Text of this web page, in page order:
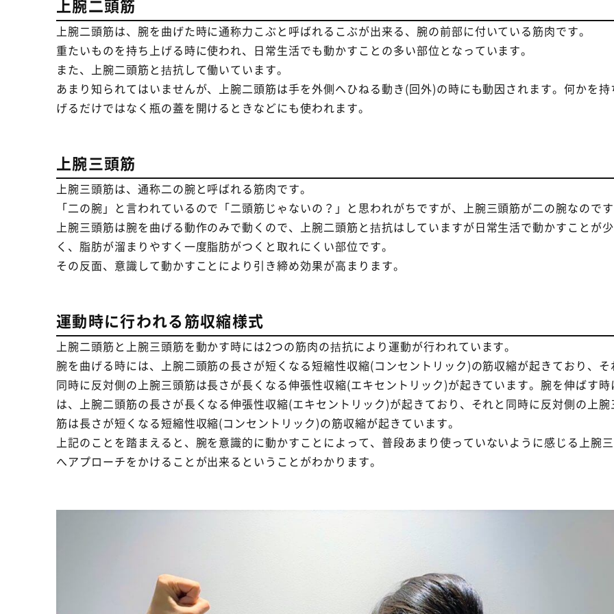
上腕二頭筋
上腕二頭筋は、腕を曲げた時に通称力こぶと呼ばれるこぶが出来る、腕の前部に付いている筋肉です。
重たいものを持ち上げる時に使われ、日常生活でも動かすことの多い部位となっています。
また、上腕二頭筋と拮抗して働いています。
あまり知られてはいませんが、上腕二頭筋は手を外側へひねる動き(回外)の時にも動因されます。何かを持
げるだけではなく瓶の蓋を開けるときなどにも使われます。
上腕三頭筋
上腕三頭筋は、通称二の腕と呼ばれる筋肉です。
「二の腕」と言われているので「二頭筋じゃないの？」と思われがちですが、上腕三頭筋が二の腕なのです
上腕三頭筋は腕を曲げる動作のみで動くので、上腕二頭筋と拮抗はしていますが日常生活で動かすことが
く、脂肪が溜まりやすく一度脂肪がつくと取れにくい部位です。
その反面、意識して動かすことにより引き締め効果が高まります。
運動時に行われる筋収縮様式
上腕二頭筋と上腕三頭筋を動かす時には2つの筋肉の拮抗により運動が行われています。
腕を曲げる時には、上腕二頭筋の長さが短くなる短縮性収縮(コンセントリック)の筋収縮が起きており、そ
同時に反対側の上腕三頭筋は長さが長くなる伸張性収縮(エキセントリック)が起きています。腕を伸ばす時
は、上腕二頭筋の長さが長くなる伸張性収縮(エキセントリック)が起きており、それと同時に反対側の上腕
筋は長さが短くなる短縮性収縮(コンセントリック)の筋収縮が起きています。
上記のことを踏まえると、腕を意識的に動かすことによって、普段あまり使っていないように感じる上腕
へアプローチをかけることが出来るということがわかります。